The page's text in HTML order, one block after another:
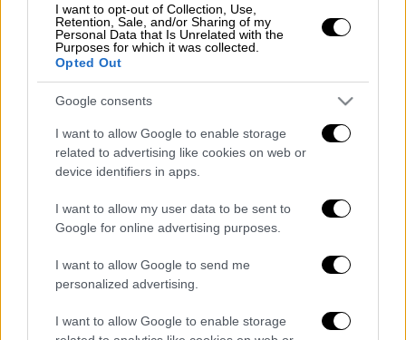
I want to opt-out of Collection, Use,
Retention, Sale, and/or Sharing of my
Personal Data that Is Unrelated with the
Purposes for which it was collected.
Opted Out
Google consents
I want to allow Google to enable storage
related to advertising like cookies on web or
device identifiers in apps.
I want to allow my user data to be sent to
Google for online advertising purposes.
I want to allow Google to send me
personalized advertising.
I want to allow Google to enable storage
Τα σχολιά σας δημοσιεύονται άμεσα με δική σας ευθύνη. Το
ΕΘΝΟΣ θα παρεμβαίνει και τα προσβλητικά σχόλια θα
διαγράφονται
καταχώρηση
Διαβάστε ακόμη
Συγκλονιστικά βίντεο: Η στιγμή που